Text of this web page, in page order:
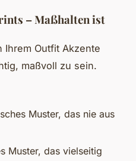
– Maßhalten ist
Ihrem Outfit Akzente
maßvoll zu sein.
Muster, das nie aus
Muster, das vielseitig